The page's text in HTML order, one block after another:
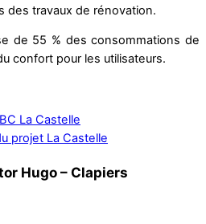
des travaux de rénovation.
de 55 % des consommations de
confort pour les utilisateurs.
La Castelle
projet La Castelle
Hugo – Clapiers